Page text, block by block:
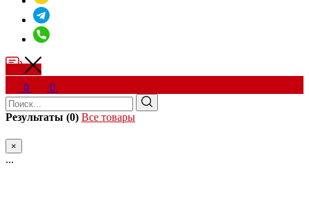
0 0
Результаты (0) Все товары
×
...